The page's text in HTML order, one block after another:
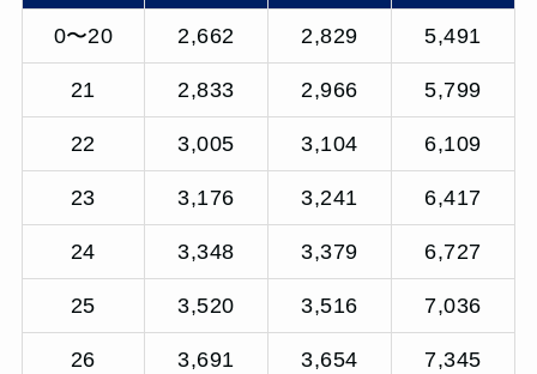
0〜20 2,662 2,829 5,491
21 2,833 2,966 5,799
22 3,005 3,104 6,109
23 3,176 3,241 6,417
24 3,348 3,379 6,727
25 3,520 3,516 7,036
26 3,691 3,654 7,345